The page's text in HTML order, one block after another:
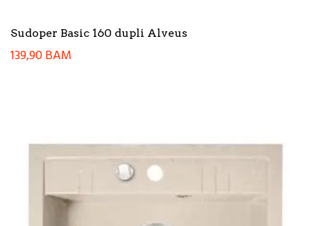
Sudoper Basic 160 dupli Alveus
139,90BAM